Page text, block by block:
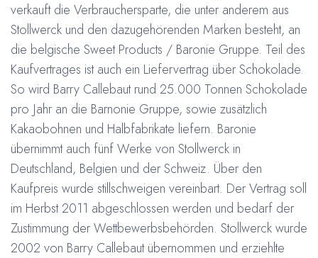
verkauft die Verbrauchersparte, die unter anderem aus
Stollwerck und den dazugehörenden Marken besteht, an
die belgische Sweet Products / Baronie Gruppe. Teil des
Kaufvertrages ist auch ein Liefervertrag über Schokolade.
So wird Barry Callebaut rund 25.000 Tonnen Schokolade
pro Jahr an die Barnonie Gruppe, sowie zusätzlich
Kakaobohnen und Halbfabrikate liefern. Baronie
übernimmt auch fünf Werke von Stollwerck in
Deutschland, Belgien und der Schweiz. Über den
Kaufpreis wurde stillschweigen vereinbart. Der Vertrag soll
im Herbst 2011 abgeschlossen werden und bedarf der
Zustimmung der Wettbewerbsbehörden. Stollwerck wurde
2002 von Barry Callebaut übernommen und erziehlte